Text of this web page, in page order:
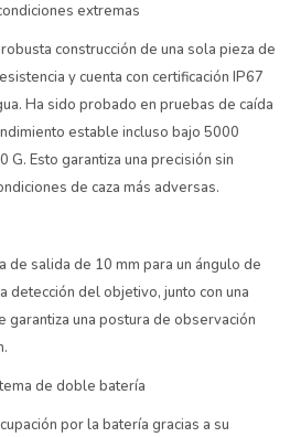
extremas
construcción de una sola pieza de
y cuenta con certificación IP67
Ha sido probado en pruebas de caída
estable incluso bajo 5000
Esto garantiza una precisión sin
de caza más adversas.
de salida de 10 mm para un ángulo de
detección del objetivo, junto con una
garantiza una postura de observación
de doble batería
por la batería gracias a su